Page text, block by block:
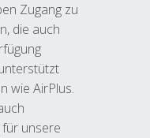
Zugang zu
die auch
wie AirPlus.
für unsere